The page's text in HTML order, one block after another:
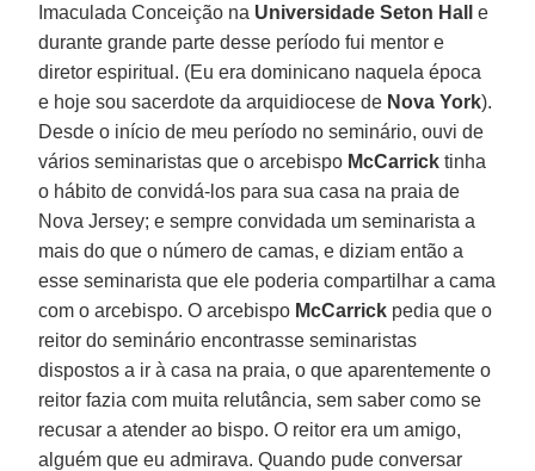
Imaculada Conceição na Universidade Seton Hall
e
durante grande parte desse período fui mentor e
diretor espiritual. (Eu era dominicano naquela época
e hoje sou sacerdote da arquidiocese de Nova York).
Desde o início de meu período no seminário, ouvi de
vários seminaristas que o arcebispo McCarrick tinha
o hábito de convidá-los para sua casa na praia de
Nova Jersey; e sempre convidada um seminarista a
mais do que o número de camas, e diziam então a
esse seminarista que ele poderia compartilhar a cama
com o arcebispo. O arcebispo McCarrick pedia que o
reitor do seminário encontrasse seminaristas
dispostos a ir à casa na praia, o que aparentemente o
reitor fazia com muita relutância, sem saber como se
recusar a atender ao bispo. O reitor era um amigo,
alguém que eu admirava. Quando pude conversar